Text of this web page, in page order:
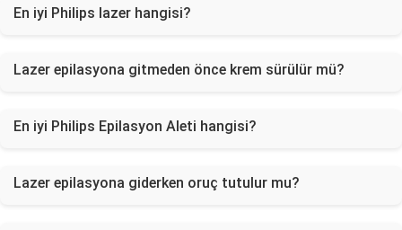
En iyi Philips lazer hangisi?
Lazer epilasyona gitmeden önce krem sürülür mü?
En iyi Philips Epilasyon Aleti hangisi?
Lazer epilasyona giderken oruç tutulur mu?